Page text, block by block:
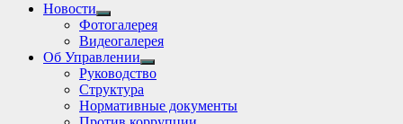
Новости
Show
sub
menu
Фотогалерея
Видеогалерея
Об Управлении
Show
sub
Руководство
Структура
Нормативные документы